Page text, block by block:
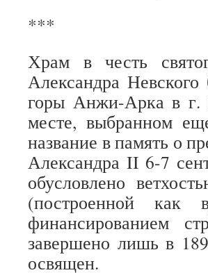
***
Храм в честь
Александра
горы Анжи-Арка в г.
месте, выбранном
название в память о
Александра II 6-7
обусловлено
(построенной как
финансированием
завершено лишь в
освящен.